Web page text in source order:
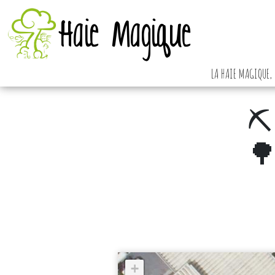
Haie Magique
LA HAIE MAGIQUE,
⛏️
+